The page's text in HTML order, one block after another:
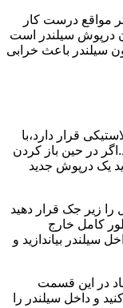
مواقع درست کار
درپوش سیلندر است
سیلندر باعث خرابی
قرار دارد،با
در حین باز کردن
یک درپوش جدید
زیر جک قرار دهید
کامل خارج
سیلندر بیاندازید و
در این قسمت
و داخل سیلندر را